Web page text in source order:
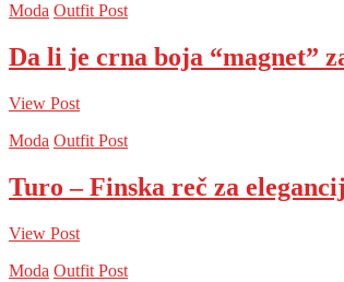
Moda Outfit Post
Da li je crna boja “magnet”
View Post
Moda Outfit Post
Turo – Finska reč za
View Post
Moda Outfit Post